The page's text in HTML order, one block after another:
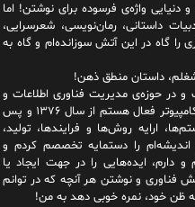
واژه‌‌ی فرسوده برای نوشتن! اما
داستانی، رمان‌نویسی، شعرسرایی،
را گاه در این آتش سوزانده‌ام و گاه به
داستان منطق ذهن!
حوزه‌ی مدیریت فناوری اطلاعات و
ارتباطات و به‌عنوان مدرس ITIL و مهندس کامپیوتر فعال هستم از سال ۱۳۷۶ و پس
ارایه روش‌ها و فرایندها، تولید،
اندیشه‌ام را دستمایه تخصصم کردم و
دارم، اید‌ه‌هایی را در جهت ایجاد یا
فناوری و نوشتن هر آنچه که در توانم
ظن خود، نمره خوبی دهد به من!